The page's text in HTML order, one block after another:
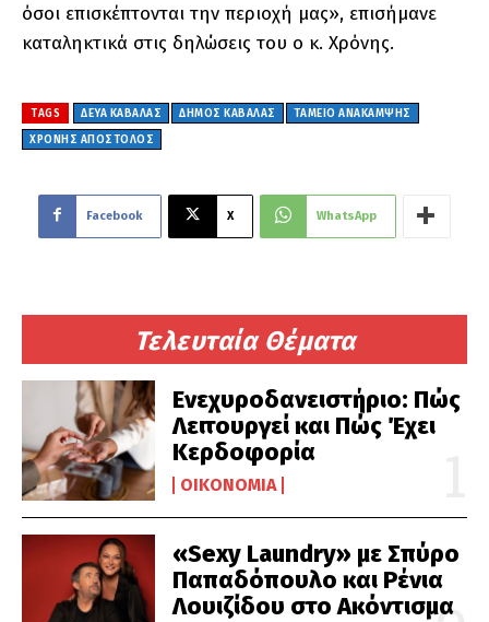
Τελευταία Θέματα
Ενεχυροδανειστήριο: Πώς
Λειτουργεί και Πώς Έχει
Κερδοφορία
ΟΙΚΟΝΟΜΊΑ
«Sexy Laundry» με Σπύρο
Παπαδόπουλο και Ρένια
Λουιζίδου στο Ακόντισμα
όσοι επισκέπτονται την περιοχή μας», επισήμανε
καταληκτικά στις δηλώσεις του ο κ. Χρόνης.
TAGS ΔΕΥΑ ΚΑΒΑΛΑΣ ΔΗΜΟΣ ΚΑΒΑΛΑΣ
ΤΑΜΕΙΟ ΑΝΆΚΑΜΨΗΣ
ΧΡΟΝΗΣ ΑΠΟΣΤΟΛΟΣ
Facebook X WhatsApp